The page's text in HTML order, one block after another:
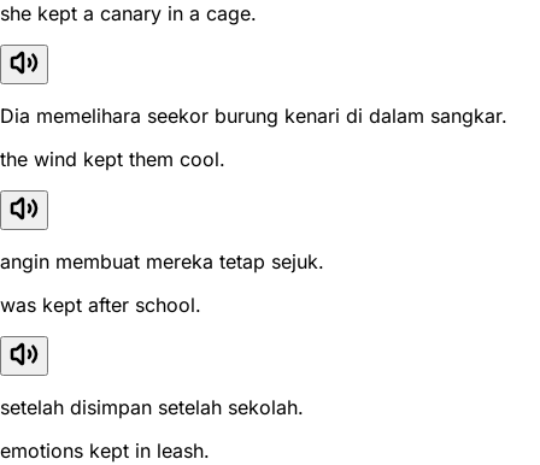
she kept a canary in a cage.
Dia memelihara seekor burung kenari di dalam sangkar.
the wind kept them cool.
angin membuat mereka tetap sejuk.
was kept after school.
setelah disimpan setelah sekolah.
emotions kept in leash.